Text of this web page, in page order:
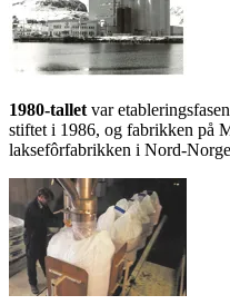
1980-tallet var
stiftet i 1986, og fabrikken på
laksefôrfabrikken i Nord-